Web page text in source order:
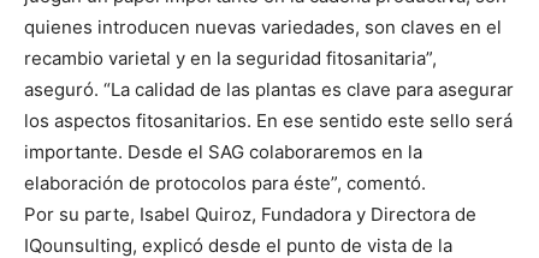
quienes introducen nuevas variedades, son claves en el
recambio varietal y en la seguridad fitosanitaria”,
aseguró. “La calidad de las plantas es clave para asegurar
los aspectos fitosanitarios. En ese sentido este sello será
importante. Desde el SAG colaboraremos en la
elaboración de protocolos para éste”, comentó.
Por su parte, Isabel Quiroz, Fundadora y Directora de
IQounsulting, explicó desde el punto de vista de la